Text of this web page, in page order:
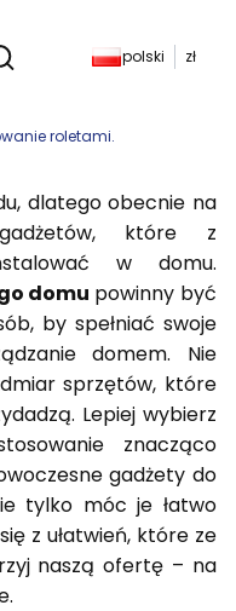
Otwórz wyszukiwarkę
Produkty w
polski zł
roletami.
dlatego obecnie na
które z
w domu.
domu powinny być
by spełniać swoje
domem. Nie
sprzętów, które
Lepiej wybierz
znacząco
gadżety do
tylko móc je łatwo
z ułatwień, które ze
naszą ofertę – na